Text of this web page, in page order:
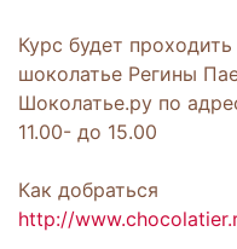
Курс будет
шоколатье Регины
Шоколатье.ру по
11.00- до 15.00
Как добраться
http://